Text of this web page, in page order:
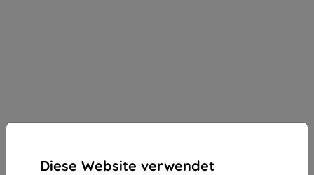
Diese Website verwendet